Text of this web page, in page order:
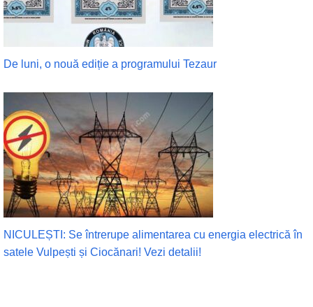
De luni, o nouă ediție a programului Tezaur
NICULEȘTI: Se întrerupe alimentarea cu energia electrică în
satele Vulpești și Ciocănari! Vezi detalii!